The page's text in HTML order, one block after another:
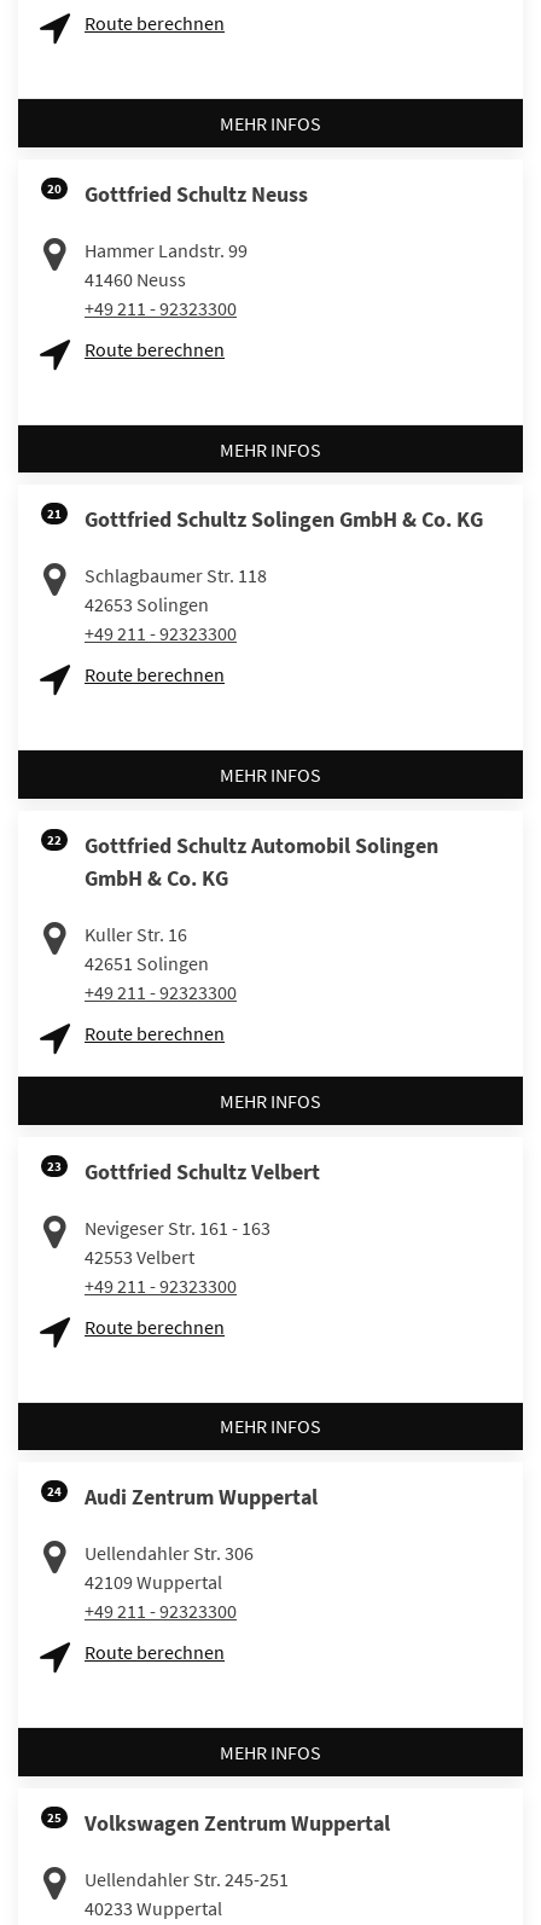
Route berechnen
MEHR INFOS
20 Gottfried Schultz Neuss
Hammer Landstr. 99
41460 Neuss
+49 211 - 92323300
Route berechnen
MEHR INFOS
21 Gottfried Schultz Solingen GmbH & Co. KG
Schlagbaumer Str. 118
42653 Solingen
+49 211 - 92323300
Route berechnen
MEHR INFOS
22
Gottfried Schultz Automobil Solingen
GmbH & Co. KG
Kuller Str. 16
42651 Solingen
+49 211 - 92323300
Route berechnen
MEHR INFOS
23 Gottfried Schultz Velbert
Nevigeser Str. 161 - 163
42553 Velbert
+49 211 - 92323300
Route berechnen
MEHR INFOS
24 Audi Zentrum Wuppertal
Uellendahler Str. 306
42109Wuppertal
+49 211 - 92323300
Route berechnen
MEHR INFOS
25 Volkswagen Zentrum Wuppertal
Uellendahler Str. 245-251
40233 Wuppertal